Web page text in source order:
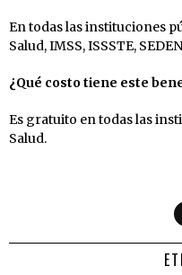
En todas las instituciones
Salud, IMSS, ISSSTE,
¿Qué costo tiene este
Es gratuito en todas las
Salud.